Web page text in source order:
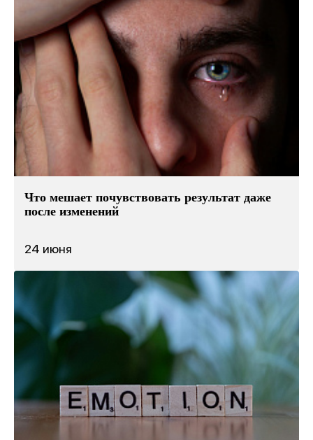
Что мешает почувствовать результат даже
после изменений
24 июня